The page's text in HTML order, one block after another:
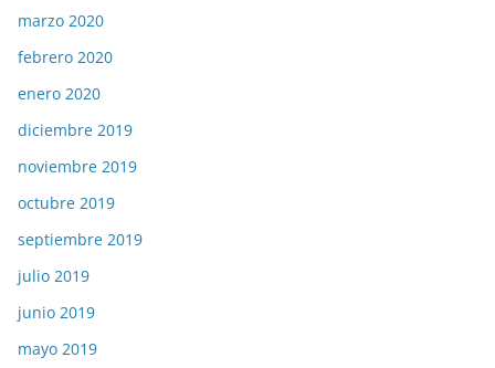
marzo 2020
febrero 2020
enero 2020
diciembre 2019
noviembre 2019
octubre 2019
septiembre 2019
julio 2019
junio 2019
mayo 2019